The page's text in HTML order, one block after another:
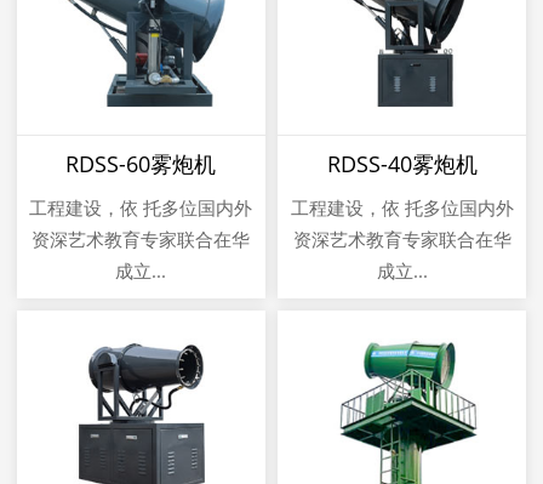
RDSS-60雾炮机
工程建设，依 托多位国内外
资深艺术教育专家联合在华
成立...
RDSS-40雾炮机
工程建设，依 托多位国内外
资深艺术教育专家联合在华
成立...